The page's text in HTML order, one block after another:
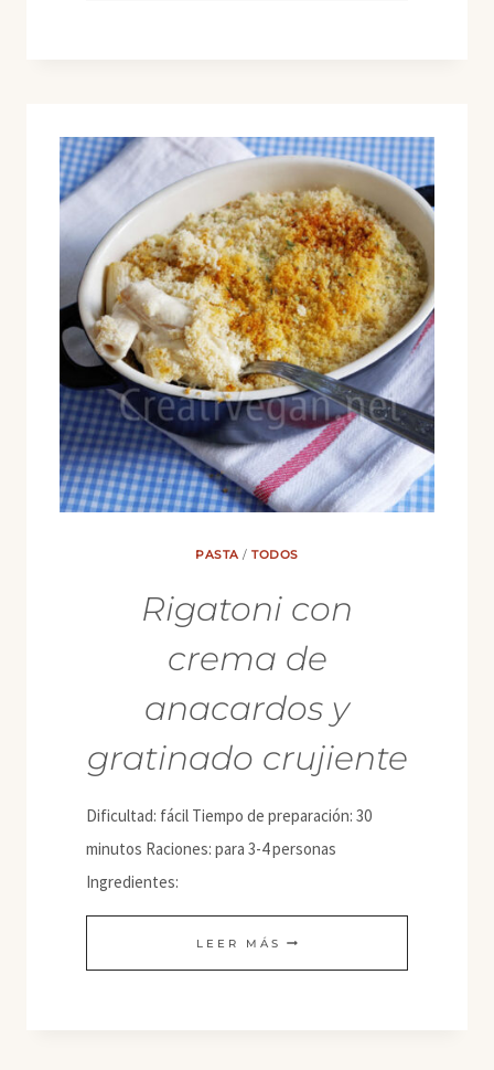
CRUJIENTE,
NATA
DE
SOJA
Y
HIERBAS
PASTA /TODOS
Rigatoni con
crema de
anacardos y
gratinado crujiente
Dificultad: fácil Tiempo de preparación: 30
minutos Raciones: para 3-4 personas
Ingredientes:
LEER MÁS RIGATONI
CON